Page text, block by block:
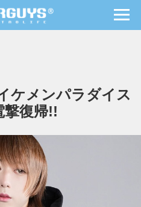
ケメンパラダイス
撃復帰!!